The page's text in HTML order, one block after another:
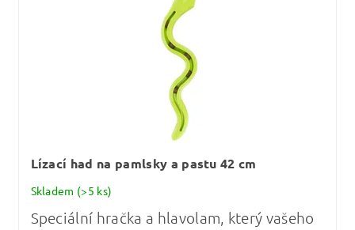
Lízací had na pamlsky a pastu 42 cm
Skladem (>5 ks)
Speciální hračka a hlavolam, který vašeho